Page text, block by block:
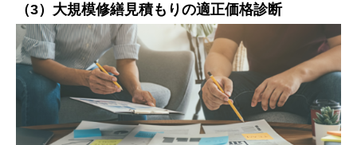
（3）大規模修繕見積もりの適正価格診断